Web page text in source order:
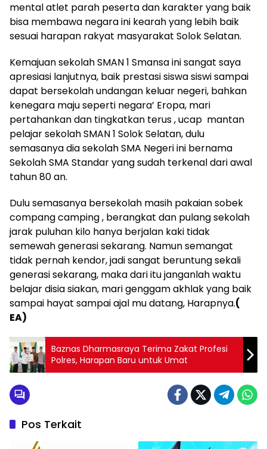
mental atlet parah peserta dan karakter yang baik
bisa membawa negara ini kearah yang lebih baik
sesuai harapan rakyat masyarakat Solok Selatan.
Kemajuan sekolah SMAN 1 Smansa ini sangat saya
apresiasi lanjutnya, baik prestasi siswa siswi sampai
dapat bersekolah undangan keluar negeri, bahkan
kenegara maju seperti negara’ Eropa, mari
pertahankan dan tingkatkan terus , ucap mantan
pelajar sekolah SMAN 1 Solok Selatan, dulu
semasanya dia sekolah SMA Negeri ini bernama
Sekolah SMA Standar yang sudah terkenal dari awal
tahun 80 an.
Dulu semasanya bersekolah masih pakaian sobek
compang camping , berangkat dan pulang sekolah
jarak puluhan kilo hanya berjalan kaki tidak
semewah generasi sekarang. Namun semangat
tidak pernah kendor, jadi sangat beruntung sekali
generasi sekarang, maka dari itu janganlah waktu
belajar disia siakan, mari genggam akhlak yang baik
sampai hayat sampai ajal mu datang, Harapnya.(
EA)
Baznas Dharmasraya Terima Zakat Profesi
Polres, Harapan Baru untuk Umat
Pos Terkait